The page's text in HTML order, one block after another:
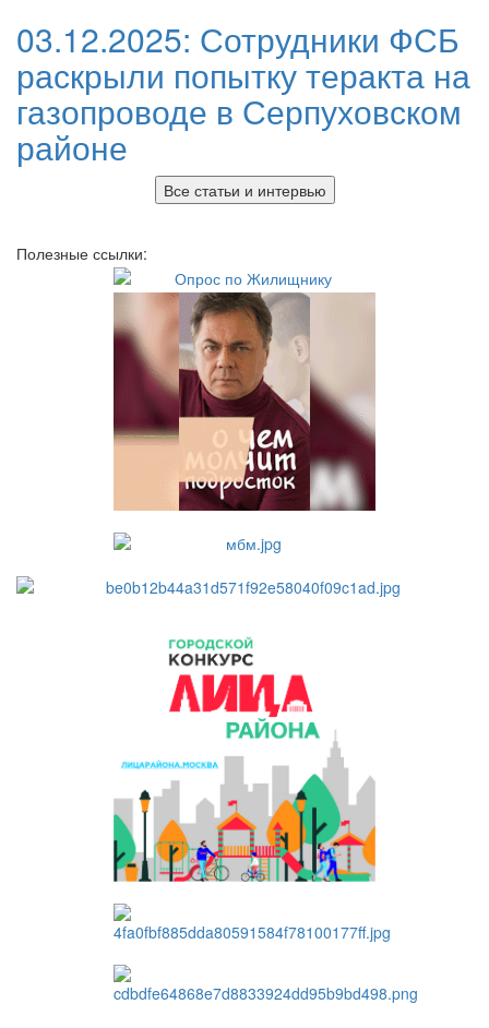
03.12.2025: Сотрудники ФСБ
раскрыли попытку теракта на
газопроводе в Серпуховском
районе
Все статьи и интервью
Полезные ссылки: